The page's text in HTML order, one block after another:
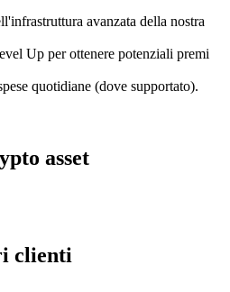
avanzata della nostra
Up per ottenere potenziali premi
quotidiane (dove supportato).
asset
clienti